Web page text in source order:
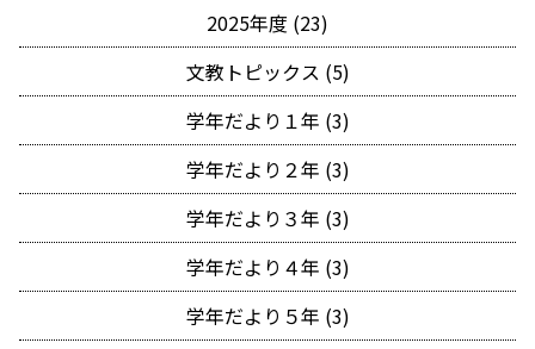
2025年度 (23)
文教トピックス (5)
学年だより１年 (3)
学年だより２年 (3)
学年だより３年 (3)
学年だより４年 (3)
学年だより５年 (3)